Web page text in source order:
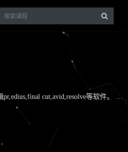
pr,edius,final cut,avid,resolve等软件。 …